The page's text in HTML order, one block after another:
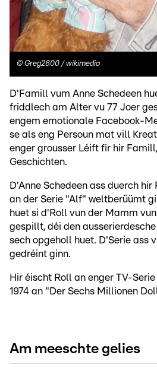
© Greg2600 / wikimedia
D'Famill vum Anne Schedeen
friddlech am Alter vu 77 Joer
engem emotionale Facebook-
se als eng Persoun mat vill
enger grousser Léift fir hir
Geschichten.
D'Anne Schedeen ass duerch
an der Serie "Alf" weltberüümt
huet si d'Roll vun der Mamm
gespillt, déi den
sech opgeholl huet. D'Serie ass
gedréint ginn.
Hir éischt Roll an enger TV-
1974 an "Der Sechs Millionen
Am meeschte gelies